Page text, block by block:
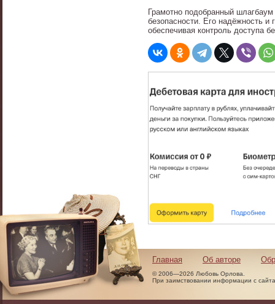
Грамотно подобранный
безопасности. Его надёжность и
обеспечивая контроль доступа
Главная Об авторе
© 2006—2026 Любовь Орлова.
При заимствовании информации с